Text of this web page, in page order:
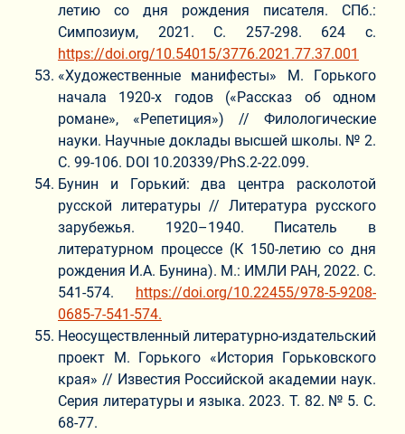
летию со дня рождения писателя. СПб.:
Симпозиум, 2021. С. 257-298. 624 с.
https://doi.org/10.54015/3776.2021.77.37.001
«Художественные манифесты» М. Горького
начала 1920-х годов («Рассказ об одном
романе», «Репетиция») // Филологические
науки. Научные доклады высшей школы. № 2.
С. 99-106. DOI 10.20339/PhS.2-22.099.
Бунин и Горький: два центра расколотой
русской литературы // Литература русского
зарубежья. 1920–1940. Писатель в
литературном процессе (К 150-летию со дня
рождения И.А. Бунина). М.: ИМЛИ РАН, 2022. С.
541-574. https://doi.org/10.22455/978-5-9208-
0685-7-541-574.
Неосуществленный литературно-издательский
проект М. Горького «История Горьковского
края» // Известия Российской академии наук.
Серия литературы и языка. 2023. Т. 82. № 5. С.
68-77.